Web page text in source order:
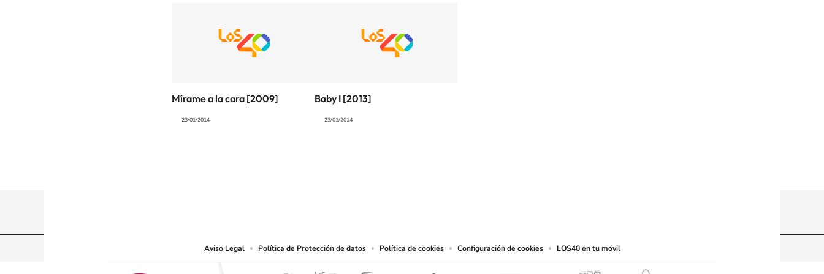
Mírame a la cara [2009]
23/01/2014
Baby I [2013]
23/01/2014
Aviso Legal Política de Protección de datos Política de cookies Configuración de cookies LOS40 en tu móvil